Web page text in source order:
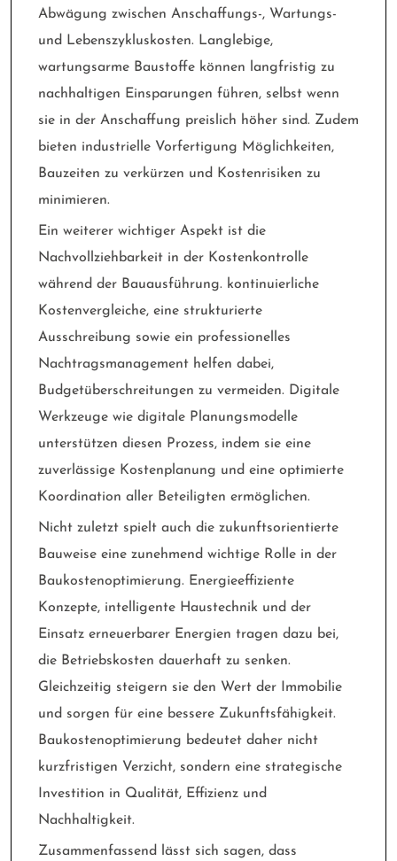
Abwägung zwischen Anschaffungs-, Wartungs-
und Lebenszykluskosten. Langlebige,
wartungsarme Baustoffe können langfristig zu
nachhaltigen Einsparungen führen, selbst wenn
sie in der Anschaffung preislich höher sind. Zudem
bieten industrielle Vorfertigung Möglichkeiten,
Bauzeiten zu verkürzen und Kostenrisiken zu
minimieren.
Ein weiterer wichtiger Aspekt ist die
Nachvollziehbarkeit in der Kostenkontrolle
während der Bauausführung. kontinuierliche
Kostenvergleiche, eine strukturierte
Ausschreibung sowie ein professionelles
Nachtragsmanagement helfen dabei,
Budgetüberschreitungen zu vermeiden. Digitale
Werkzeuge wie digitale Planungsmodelle
unterstützen diesen Prozess, indem sie eine
zuverlässige Kostenplanung und eine optimierte
Koordination aller Beteiligten ermöglichen.
Nicht zuletzt spielt auch die zukunftsorientierte
Bauweise eine zunehmend wichtige Rolle in der
Baukostenoptimierung. Energieeffiziente
Konzepte, intelligente Haustechnik und der
Einsatz erneuerbarer Energien tragen dazu bei,
die Betriebskosten dauerhaft zu senken.
Gleichzeitig steigern sie den Wert der Immobilie
und sorgen für eine bessere Zukunftsfähigkeit.
Baukostenoptimierung bedeutet daher nicht
kurzfristigen Verzicht, sondern eine strategische
Investition in Qualität, Effizienz und
Nachhaltigkeit.
Zusammenfassend lässt sich sagen, dass